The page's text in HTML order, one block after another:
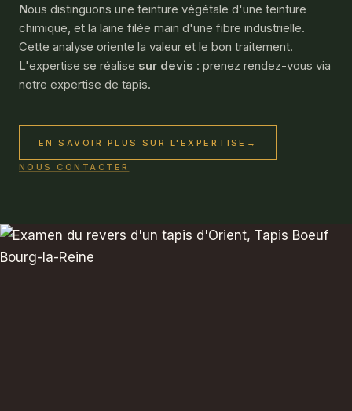
Nous distinguons une teinture végétale d'une teinture
chimique, et la laine filée main d'une fibre industrielle.
Cette analyse oriente la valeur et le bon traitement.
L'expertise se réalise sur devis : prenez rendez-vous via
notre expertise de tapis.
EN SAVOIR PLUS SUR L'EXPERTISE →
NOUS CONTACTER